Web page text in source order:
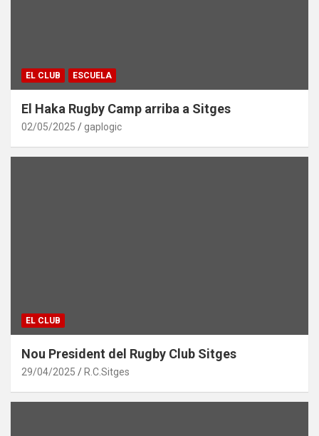
EL CLUB ESCUELA
El Haka Rugby Camp arriba a Sitges
02/05/2025 gaplogic
EL CLUB
Nou President del Rugby Club Sitges
29/04/2025 R.C.Sitges